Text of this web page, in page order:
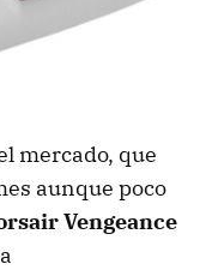
mercado, que
aunque poco
Vengeance